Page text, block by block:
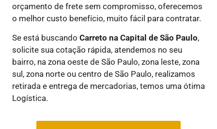
orçamento de frete sem compromisso, oferecemos
o melhor custo benefício, muito fácil para contratar.
Se está buscando Carreto na Capital de São Paulo,
solicite sua cotação rápida, atendemos no seu
bairro, na zona oeste de São Paulo, zona leste, zona
sul, zona norte ou centro de São Paulo, realizamos
retirada e entrega de mercadorias, temos uma ótima
Logística.